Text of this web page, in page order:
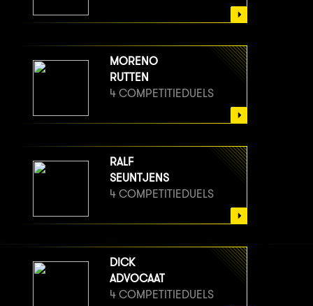
MORENO
RUTTEN
4 COMPETITIEDUELS
RALF
SEUNTJENS
4 COMPETITIEDUELS
DICK
ADVOCAAT
4 COMPETITIEDUELS